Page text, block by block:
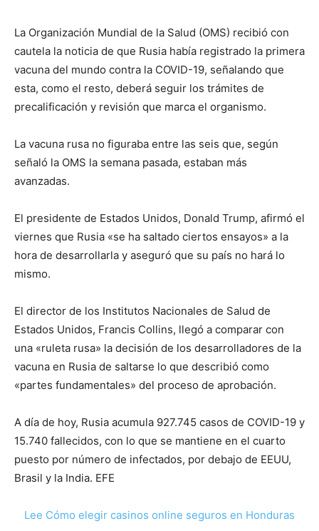
La Organización Mundial de la Salud (OMS) recibió con
cautela la noticia de que Rusia había registrado la primera
vacuna del mundo contra la COVID-19, señalando que
esta, como el resto, deberá seguir los trámites de
precalificación y revisión que marca el organismo.
La vacuna rusa no figuraba entre las seis que, según
señaló la OMS la semana pasada, estaban más
avanzadas.
El presidente de Estados Unidos, Donald Trump, afirmó el
viernes que Rusia «se ha saltado ciertos ensayos» a la
hora de desarrollarla y aseguró que su país no hará lo
mismo.
El director de los Institutos Nacionales de Salud de
Estados Unidos, Francis Collins, llegó a comparar con
una «ruleta rusa» la decisión de los desarrolladores de la
vacuna en Rusia de saltarse lo que describió como
«partes fundamentales» del proceso de aprobación.
A día de hoy, Rusia acumula 927.745 casos de COVID-19 y
15.740 fallecidos, con lo que se mantiene en el cuarto
puesto por número de infectados, por debajo de EEUU,
Brasil y la India. EFE
Lee Cómo elegir casinos online seguros en Honduras